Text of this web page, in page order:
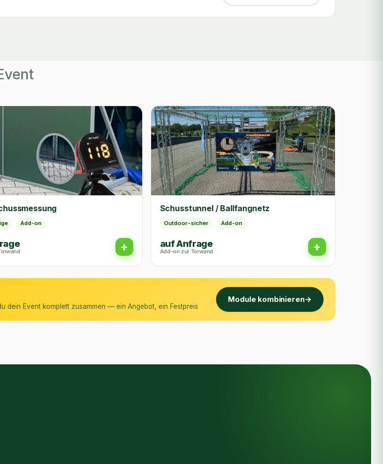
Add-on
+
Schusstunnel / Ballfangnetz
Outdoor-sicher Add-on
auf Anfrage
Add-on zur Torwand +
dein Event komplett zusammen — ein Angebot, ein Festpreis
Module kombinieren